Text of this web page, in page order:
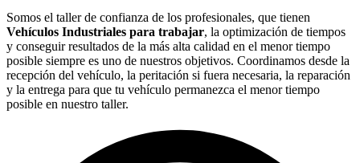
Somos el taller de confianza de los profesionales, que tienen
Vehículos Industriales para trabajar, la optimización de tiempos
y conseguir resultados de la más alta calidad en el menor tiempo
posible siempre es uno de nuestros objetivos. Coordinamos desde la
recepción del vehículo, la peritación si fuera necesaria, la reparación
y la entrega para que tu vehículo permanezca el menor tiempo
posible en nuestro taller.